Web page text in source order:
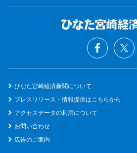
ひなた宮崎経済新聞について
プレスリリース・情報提供はこちらから
アクセスデータの利用について
お問い合わせ
広告のご案内